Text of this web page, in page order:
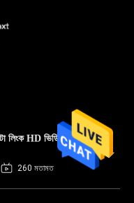
HD ভিডিও ও
260 মতামত